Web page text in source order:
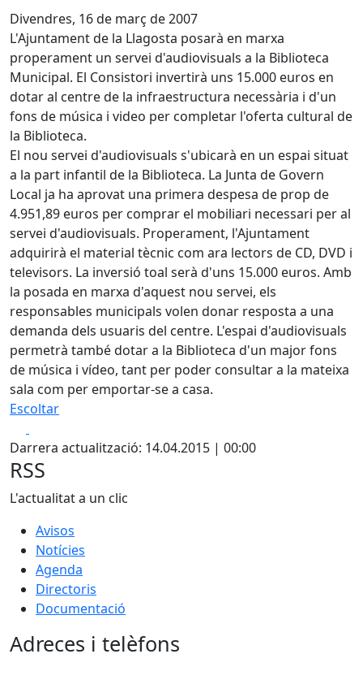
Divendres, 16 de març de 2007
L'Ajuntament de la Llagosta posarà en marxa
properament un servei d'audiovisuals a la Biblioteca
Municipal. El Consistori invertirà uns 15.000 euros en
dotar al centre de la infraestructura necessària i d'un
fons de música i video per completar l'oferta cultural de
la Biblioteca.
El nou servei d'audiovisuals s'ubicarà en un espai situat
a la part infantil de la Biblioteca. La Junta de Govern
Local ja ha aprovat una primera despesa de prop de
4.951,89 euros per comprar el mobiliari necessari per al
servei d'audiovisuals. Properament, l'Ajuntament
adquirirà el material tècnic com ara lectors de CD, DVD i
televisors. La inversió toal serà d'uns 15.000 euros. Amb
la posada en marxa d'aquest nou servei, els
responsables municipals volen donar resposta a una
demanda dels usuaris del centre. L'espai d'audiovisuals
permetrà també dotar a la Biblioteca d'un major fons
de música i vídeo, tant per poder consultar a la mateixa
sala com per emportar-se a casa.
Escoltar
Darrera actualització: 14.04.2015 | 00:00
RSS
L'actualitat a un clic
Avisos
Notícies
Agenda
Directoris
Documentació
Adreces i telèfons